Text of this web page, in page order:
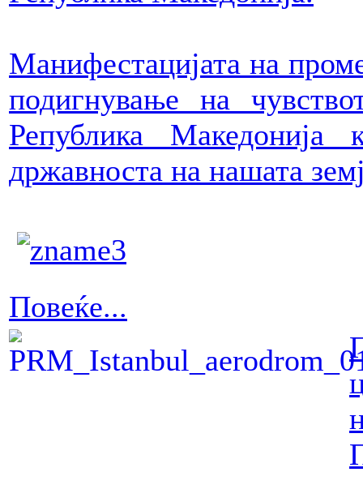
Манифестацијата на
подигнување на
Република
државноста на нашата
Повеќе...